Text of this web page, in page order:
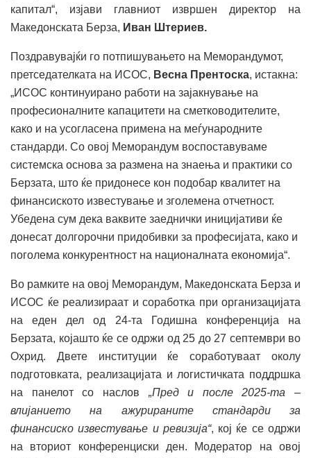
капитал“, изјави главниот извршен директор на
Македонската Берза, Иван Штериев.
Поздравувајќи го потпишувањето на Меморандумот,
претседателката на ИСОС, Весна Прентоска, истакна:
„ИСОС континуирано работи на зајакнување на
професионалните капацитети на сметководителите,
како и на усогласена примена на меѓународните
стандарди. Со овој Меморандум воспоставуваме
системска основа за размена на знаења и практики со
Берзата, што ќе придонесе кон подобар квалитет на
финансиското известување и зголемена отчетност.
Убедена сум дека ваквите заеднички иницијативи ќе
донесат долгорочни придобивки за професијата, како и
поголема конкурентност на националната економија“.
Во рамките на овој Меморандум, Македонската Берза и
ИСОС ќе реализираат и соработка при организацијата
на еден дел од 24-та Годишна конференција на
Берзата, којашто ќе се одржи од 25 до 27 септември во
Охрид. Двете институции ќе соработуваат околу
подготовката, реализацијата и логистичката поддршка
на панелот со наслов „Пред и после 2025-та –
влијанието на ажурираните стандарди за
финансиско известување и ревизија“, кој ќе се одржи
на вториот конференциски ден. Модератор на овој